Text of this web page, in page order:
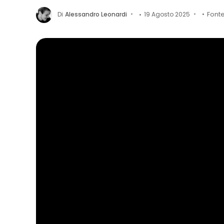
Di Alessandro Leonardi 19 Agosto 2025